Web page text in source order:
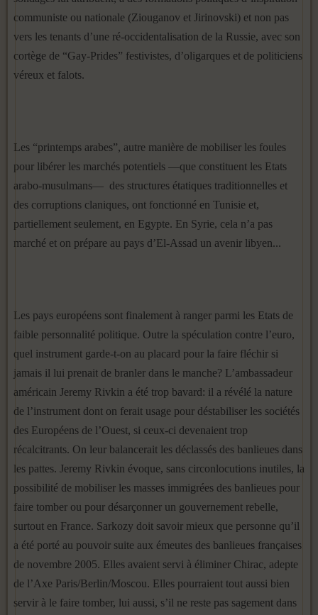
communiste ou nationale (Ziouganov et Jirinovski) et non pas
vers les tenants d’une ré-occidentalisation de la Russie, avec son
cortège de “Gay-Prides” festivistes, d’oligarques et de politiciens
véreux et falots.
Les “printemps arabes”, autre manière de mobiliser les foules
pour libérer les marchés potentiels —que constituent les Etats
arabo-musulmans— des structures étatiques traditionnelles et
des corruptions claniques, ont fonctionné en Tunisie et,
partiellement seulement, en Egypte. En Syrie, cela n’a pas
marché et on prépare au pays d’El-Assad un avenir libyen...
Les pays européens sont finalement à ranger parmi les Etats de
faible personnalité politique. Outre la spéculation contre l’euro,
quel instrument garde-t-on au placard pour la faire fléchir si
jamais il lui prenait de branler dans le manche? L’ambassadeur
américain Jeremy Rivkin a été trop bavard: il a révélé la nature
de l’instrument dont on ferait usage pour déstabiliser les sociétés
des Européens de l’Ouest, si ceux-ci devenaient trop
récalcitrants. On leur balancerait les déclassés des banlieues dans
les pattes. Jeremy Rivkin évoque, sans circonlocutions inutiles, la
possibilité de mobiliser les masses immigrées des banlieues pour
faire tomber ou pour désarçonner un gouvernement rebelle,
surtout en France. Sarkozy doit savoir mieux que personne qu’il
a été porté au pouvoir suite aux émeutes des banlieues françaises
de novembre 2005. Elles avaient servi à éliminer Chirac, adepte
de l’Axe Paris/Berlin/Moscou. Elles pourraient tout aussi bien
servir à le faire tomber, lui aussi, s’il ne reste pas sagement dans